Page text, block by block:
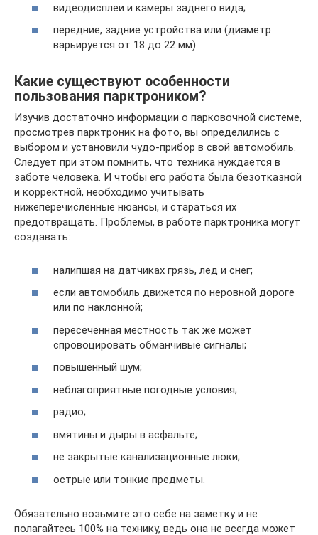
видеодисплеи и камеры заднего вида;
передние, задние устройства или (диаметр
варьируется от 18 до 22 мм).
Какие существуют особенности
пользования парктроником?
Изучив достаточно информации о парковочной системе,
просмотрев парктроник на фото, вы определились с
выбором и установили чудо-прибор в свой автомобиль.
Следует при этом помнить, что техника нуждается в
заботе человека. И чтобы его работа была безотказной
и корректной, необходимо учитывать
нижеперечисленные нюансы, и стараться их
предотвращать. Проблемы, в работе парктроника могут
создавать:
налипшая на датчиках грязь, лед и снег;
если автомобиль движется по неровной дороге
или по наклонной;
пересеченная местность так же может
спровоцировать обманчивые сигналы;
повышенный шум;
неблагоприятные погодные условия;
радио;
вмятины и дыры в асфальте;
не закрытые канализационные люки;
острые или тонкие предметы.
Обязательно возьмите это себе на заметку и не
полагайтесь 100% на технику, ведь она не всегда может